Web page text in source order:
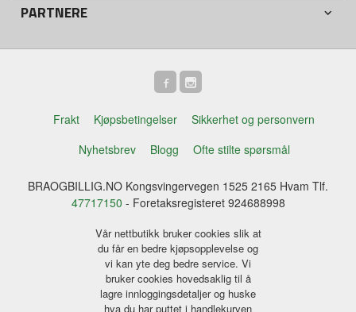
PARTNERE
Frakt Kjøpsbetingelser
Sikkerhet og personvern
Nyhetsbrev
Blogg Ofte stilte spørsmål
BRAOGBILLIG.NO Kongsvingervegen 1525 2165 Hvam Tlf.
47717150 - Foretaksregisteret 924688998
Vår nettbutikk bruker cookies slik at
du får en bedre kjøpsopplevelse og
vi kan yte deg bedre service. Vi
bruker cookies hovedsaklig til å
lagre innloggingsdetaljer og huske
hva du har puttet i handlekurven